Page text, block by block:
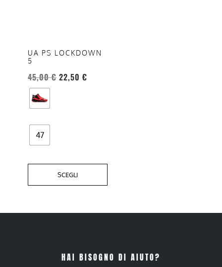
UA PS LOCKDOWN
5
45,00€ 22,50 €
47
SCEGLI
opzioni
possono
essere
scelte
nella
del
prodotto
HAI BISOGNO DI AIUTO?